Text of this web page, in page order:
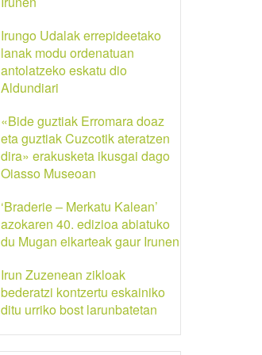
Irungo Udalak errepideetako
lanak modu ordenatuan
antolatzeko eskatu dio
Aldundiari
«Bide guztiak Erromara doaz
eta guztiak Cuzcotik ateratzen
dira» erakusketa ikusgai dago
Oiasso Museoan
‘Braderie – Merkatu Kalean’
azokaren 40. edizioa abiatuko
du Mugan elkarteak gaur Irunen
Irun Zuzenean zikloak
bederatzi kontzertu eskainiko
ditu urriko bost larunbatetan